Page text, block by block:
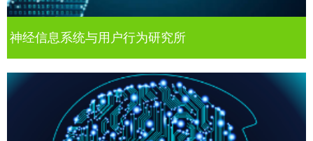
神经信息系统与用户行为研究所